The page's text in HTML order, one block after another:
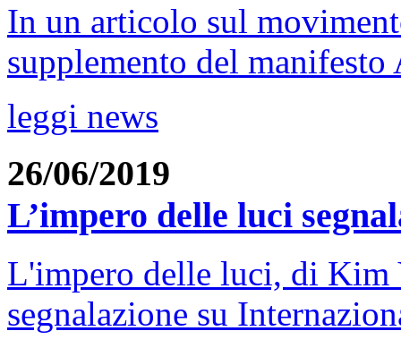
In un articolo sul
supplemento del manifesto
leggi news
26/06/2019
L’impero delle luci
L'impero delle luci, di Kim
segnalazione su